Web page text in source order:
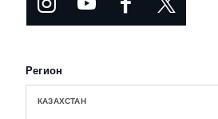
Регион
КАЗАХСТАН